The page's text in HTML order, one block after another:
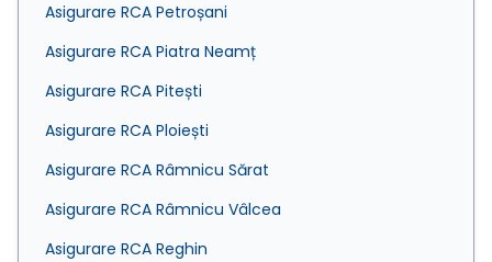
Asigurare RCA Petroșani
Asigurare RCA Piatra Neamț
Asigurare RCA Pitești
Asigurare RCA Ploiești
Asigurare RCA Râmnicu Sărat
Asigurare RCA Râmnicu Vâlcea
Asigurare RCA Reghin